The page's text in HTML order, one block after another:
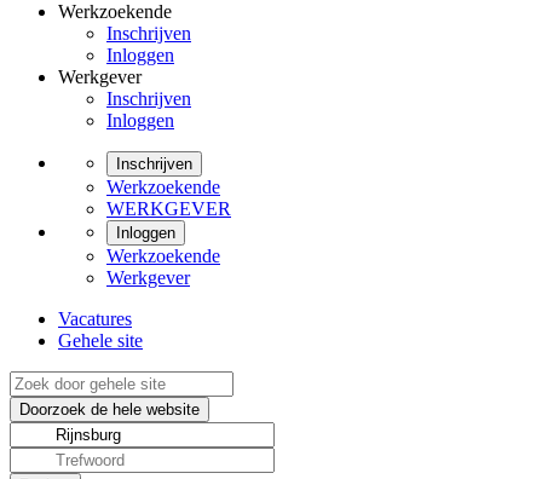
Werkzoekende
Inschrijven
Inloggen
Werkgever
Inschrijven
Inloggen
Inschrijven
Werkzoekende
WERKGEVER
Inloggen
Werkzoekende
Werkgever
Vacatures
Gehele site